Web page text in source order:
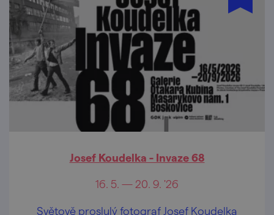
Josef Koudelka - Invaze 68
16. 5. — 20. 9. '26
Světově proslulý fotograf Josef Koudelka